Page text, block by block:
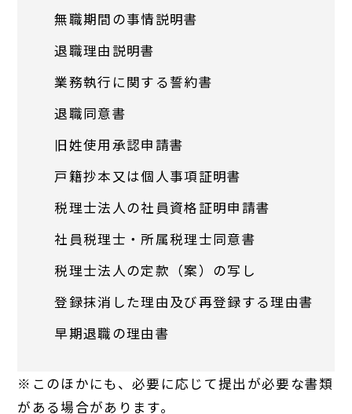
無職期間の事情説明書
退職理由説明書
業務執行に関する誓約書
退職同意書
旧姓使用承認申請書
戸籍抄本又は個人事項証明書
税理士法人の社員資格証明申請書
社員税理士・所属税理士同意書
税理士法人の定款（案）の写し
登録抹消した理由及び再登録する理由書
早期退職の理由書
※このほかにも、必要に応じて提出が必要な書類
がある場合があります。